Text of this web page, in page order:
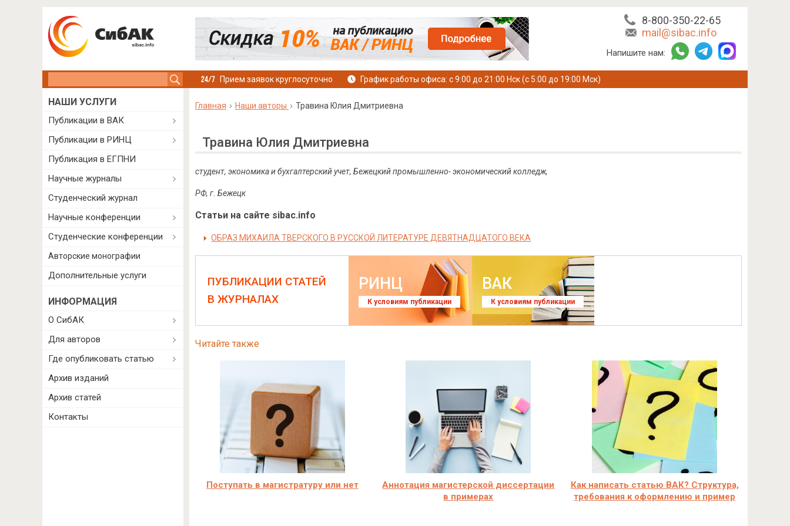
8-800-350-22-65
mail@sibac.info
Напишите нам:
Прием заявок круглосуточно График работы офиса: с 9:00 до 21:00 Нск (с 5:00 до 19:00 Мск)
Главная Наши авторы Травина Юлия Дмитриевна
Травина Юлия Дмитриевна
cтудент, экономика и бухгалтерский учет, Бежецкий промышленно- экономический колледж,
РФ, г. Бежецк
Статьи на сайте sibac.info
ОБРАЗ МИХАИЛА ТВЕРСКОГО В РУССКОЙ ЛИТЕРАТУРЕ ДЕВЯТНАДЦАТОГО ВЕКА
ПУБЛИКАЦИИ СТАТЕЙ
В ЖУРНАЛАХ
РИНЦ
К условиям публикации
ВАК
К условиям публикации
Читайте также
Поступать в магистратуру или нет
Аннотация магистерской диссертации
в примерах
Как написать статью ВАК? Структура,
требования к оформлению и пример
НАШИ УСЛУГИ
Публикации в ВАК
Публикации в РИНЦ
Публикация в ЕГПНИ
Научные журналы
Студенческий журнал
Научные конференции
Студенческие конференции
Авторские монографии
Дополнительные услуги
ИНФОРМАЦИЯ
О СибАК
Для авторов
Где опубликовать статью
Архив изданий
Архив статей
Контакты